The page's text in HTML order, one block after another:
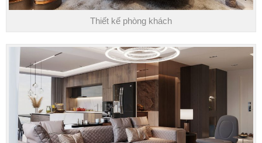
Thiết kế phòng khách